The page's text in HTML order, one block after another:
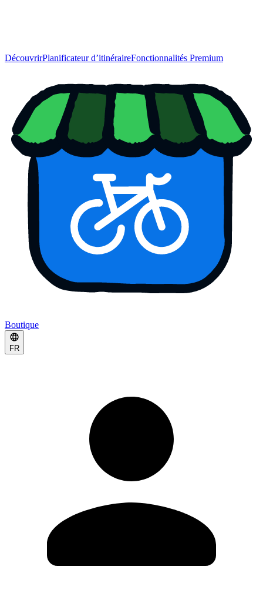
DécouvrirPlanificateur d’itinéraireFonctionnalités Premium
Boutique
FR